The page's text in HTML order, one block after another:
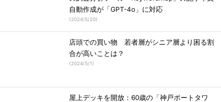
自動作成が「GPT-4o」に対応
(2024/5/20)
店頭での買い物 若者層がシニア層より困る割
合が高いことは？
(2024/5/1)
屋上デッキを開放：60歳の「神戸ポートタワ